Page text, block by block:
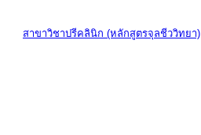
สาขาวิชาปรีคลินิก (หลักสูตรจุลชีววิทยา)